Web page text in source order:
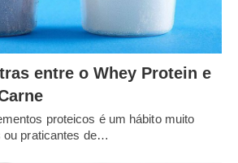
entre o Whey Protein e
proteicos é um hábito muito
ou praticantes de…